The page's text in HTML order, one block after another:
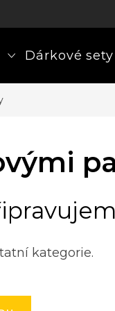
Dárkové sety
kategorie.